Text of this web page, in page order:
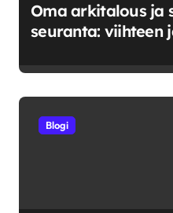
Oma arkitalous ja
seuranta: viihteen
Blogi